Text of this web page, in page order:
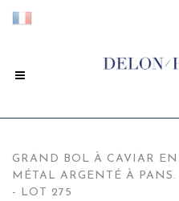
GRAND BOL À CAVIAR EN
MÉTAL ARGENTÉ À PANS.
- LOT 275